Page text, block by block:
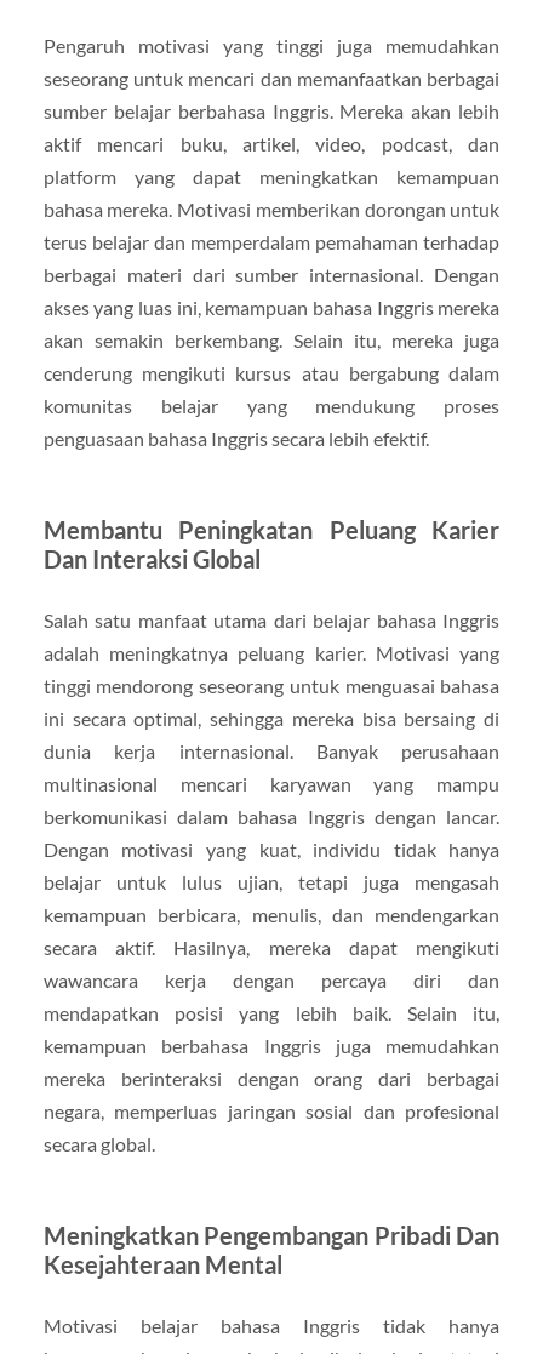
Pengaruh motivasi yang tinggi juga memudahkan
seseorang untuk mencari dan memanfaatkan berbagai
sumber belajar berbahasa Inggris. Mereka akan lebih
aktif mencari buku, artikel, video, podcast, dan
platform yang dapat meningkatkan kemampuan
bahasa mereka. Motivasi memberikan dorongan untuk
terus belajar dan memperdalam pemahaman terhadap
berbagai materi dari sumber internasional. Dengan
akses yang luas ini, kemampuan bahasa Inggris mereka
akan semakin berkembang. Selain itu, mereka juga
cenderung mengikuti kursus atau bergabung dalam
komunitas belajar yang mendukung proses
penguasaan bahasa Inggris secara lebih efektif.
Membantu Peningkatan Peluang Karier
Dan Interaksi Global
Salah satu manfaat utama dari belajar bahasa Inggris
adalah meningkatnya peluang karier. Motivasi yang
tinggi mendorong seseorang untuk menguasai bahasa
ini secara optimal, sehingga mereka bisa bersaing di
dunia kerja internasional. Banyak perusahaan
multinasional mencari karyawan yang mampu
berkomunikasi dalam bahasa Inggris dengan lancar.
Dengan motivasi yang kuat, individu tidak hanya
belajar untuk lulus ujian, tetapi juga mengasah
kemampuan berbicara, menulis, dan mendengarkan
secara aktif. Hasilnya, mereka dapat mengikuti
wawancara kerja dengan percaya diri dan
mendapatkan posisi yang lebih baik. Selain itu,
kemampuan berbahasa Inggris juga memudahkan
mereka berinteraksi dengan orang dari berbagai
negara, memperluas jaringan sosial dan profesional
secara global.
Meningkatkan Pengembangan Pribadi Dan
Kesejahteraan Mental
Motivasi belajar bahasa Inggris tidak hanya